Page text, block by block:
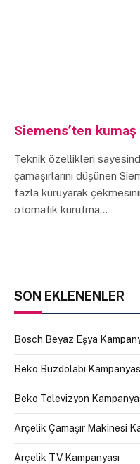
Siemens’ten
Teknik özellikleri
çamaşırlarını düşünen
fazla kuruyarak
otomatik kurutma…
SON EKLENENLER
Bosch Beyaz Eşya
Beko Buzdolabı
Beko Televizyon
Arçelik Çamaşır Makinesi
Arçelik TV Kampanyası